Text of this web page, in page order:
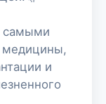
самыми
медицины,
и